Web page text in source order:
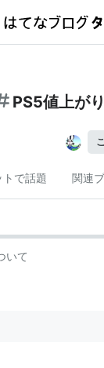
PS5値上がり
トで話題 関連
いて